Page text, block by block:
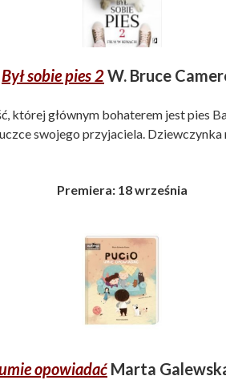
Był sobie pies 2W. Bruce
której głównym bohaterem jest pies
swojego przyjaciela.
Premiera: 18 września
opowiadać Marta